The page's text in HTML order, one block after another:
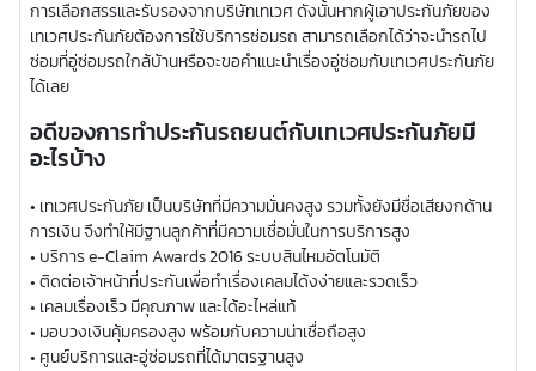
การเลือกสรรและรับรองจากบริษัทเทเวศ ดังนั้นหากผู้เอาประกันภัยของ
เทเวศประกันภัยต้องการใช้บริการซ่อมรถ สามารถเลือกได้ว่าจะนำรถไป
ซ่อมที่อู่ซ่อมรถใกล้บ้านหรือจะขอคำแนะนำเรื่องอู่ซ่อมกับเทเวศประกันภัย
ได้เลย
อดีของการทำประกันรถยนต์กับเทเวศประกันภัยมี
อะไรบ้าง
• เทเวศประกันภัย เป็นบริษัทที่มีความมั่นคงสูง รวมทั้งยังมีชื่อเสียงกด้าน
การเงิน จึงทำให้มีฐานลูกค้าที่มีความเชื่อมั่นในการบริการสูง
• บริการ e-Claim Awards 2016 ระบบสินไหมอัตโนมัติ
• ติดต่อเจ้าหน้าที่ประกันเพื่อทำเรื่องเคลมได้งง่ายและรวดเร็ว
• เคลมเรื่องเร็ว มีคุณภาพ และได้อะไหล่แท้
• มอบวงเงินคุ้มครองสูง พร้อมกับความน่าเชื่อถือสูง
• ศูนย์บริการและอู่ซ่อมรถที่ได้มาตรฐานสูง